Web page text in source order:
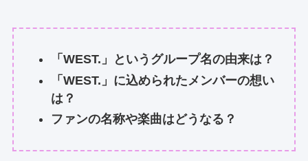
「WEST.」というグループ名の由来は？
「WEST.」に込められたメンバーの想い
は？
ファンの名称や楽曲はどうなる？